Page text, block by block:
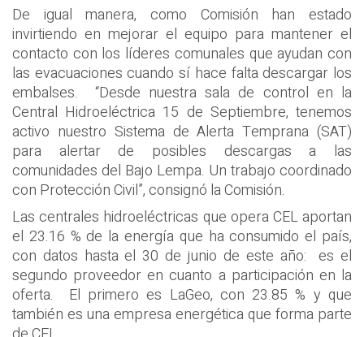
De igual manera, como Comisión han estado
invirtiendo en mejorar el equipo para mantener el
contacto con los líderes comunales que ayudan con
las evacuaciones cuando sí hace falta descargar los
embalses. “Desde nuestra sala de control en la
Central Hidroeléctrica 15 de Septiembre, tenemos
activo nuestro Sistema de Alerta Temprana (SAT)
para alertar de posibles descargas a las
comunidades del Bajo Lempa. Un trabajo coordinado
con Protección Civil”, consignó la Comisión.
Las centrales hidroeléctricas que opera CEL aportan
el 23.16 % de la energía que ha consumido el país,
con datos hasta el 30 de junio de este año: es el
segundo proveedor en cuanto a participación en la
oferta. El primero es LaGeo, con 23.85 % y que
también es una empresa energética que forma parte